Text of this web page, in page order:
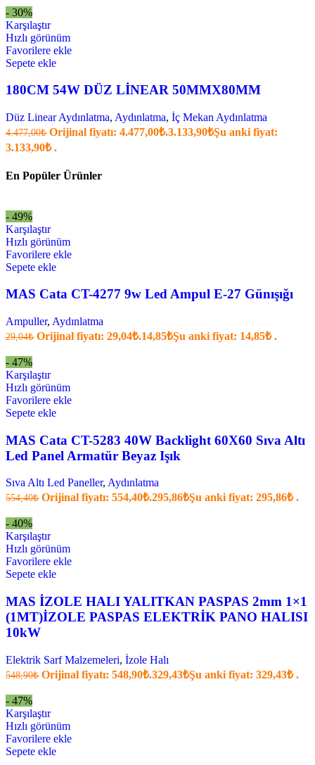
- 30%
Karşılaştır
Hızlı görünüm
Favorilere ekle
Sepete ekle
180CM 54W DÜZ LİNEAR 50MMX80MM
Düz Linear Aydınlatma, Aydınlatma, İç Mekan Aydınlatma
4.477,00₺ Orijinal fiyatı: 4.477,00₺.3.133,90₺Şu anki fiyat:
3.133,90₺ .
En Popüler Ürünler
- 49%
Karşılaştır
Hızlı görünüm
Favorilere ekle
Sepete ekle
MAS Cata CT-4277 9w Led Ampul E-27 Günışığı
Ampuller, Aydınlatma
29,04₺ Orijinal fiyatı: 29,04₺.14,85₺Şu anki fiyat: 14,85₺ .
- 47%
Karşılaştır
Hızlı görünüm
Favorilere ekle
Sepete ekle
MAS Cata CT-5283 40W Backlight 60X60 Sıva Altı
Led Panel Armatür Beyaz Işık
Sıva Altı Led Paneller, Aydınlatma
554,40₺ Orijinal fiyatı: 554,40₺.295,86₺Şu anki fiyat: 295,86₺ .
- 40%
Karşılaştır
Hızlı görünüm
Favorilere ekle
Sepete ekle
MAS İZOLE HALI YALITKAN PASPAS 2mm 1×1
(1MT)İZOLE PASPAS ELEKTRİK PANO HALISI
10kW
Elektrik Sarf Malzemeleri, İzole Halı
548,90₺ Orijinal fiyatı: 548,90₺.329,43₺Şu anki fiyat: 329,43₺ .
- 47%
Karşılaştır
Hızlı görünüm
Favorilere ekle
Sepete ekle